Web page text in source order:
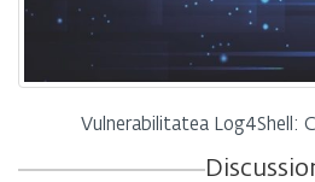
Vulnerabilitatea Log4Shell: